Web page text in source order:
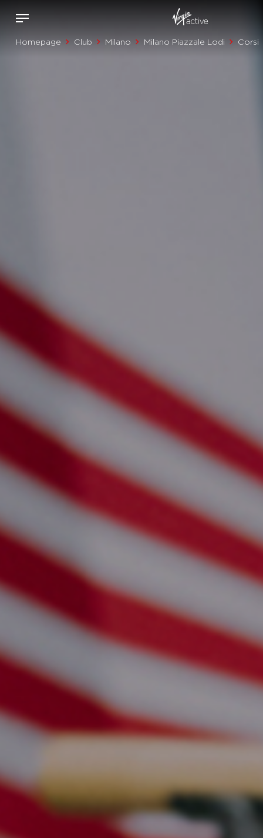
Homepage Club Milano Milano Piazzale Lodi Corsi